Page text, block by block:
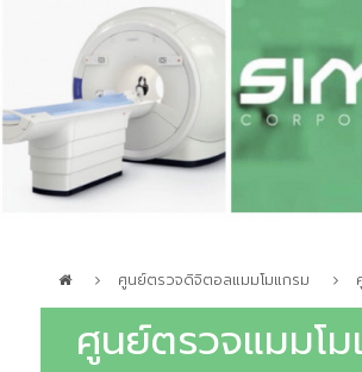
ศูนย์ตรวจแมมโ
ศูนย์ตรวจดิจิตอลแมมโมแกรม